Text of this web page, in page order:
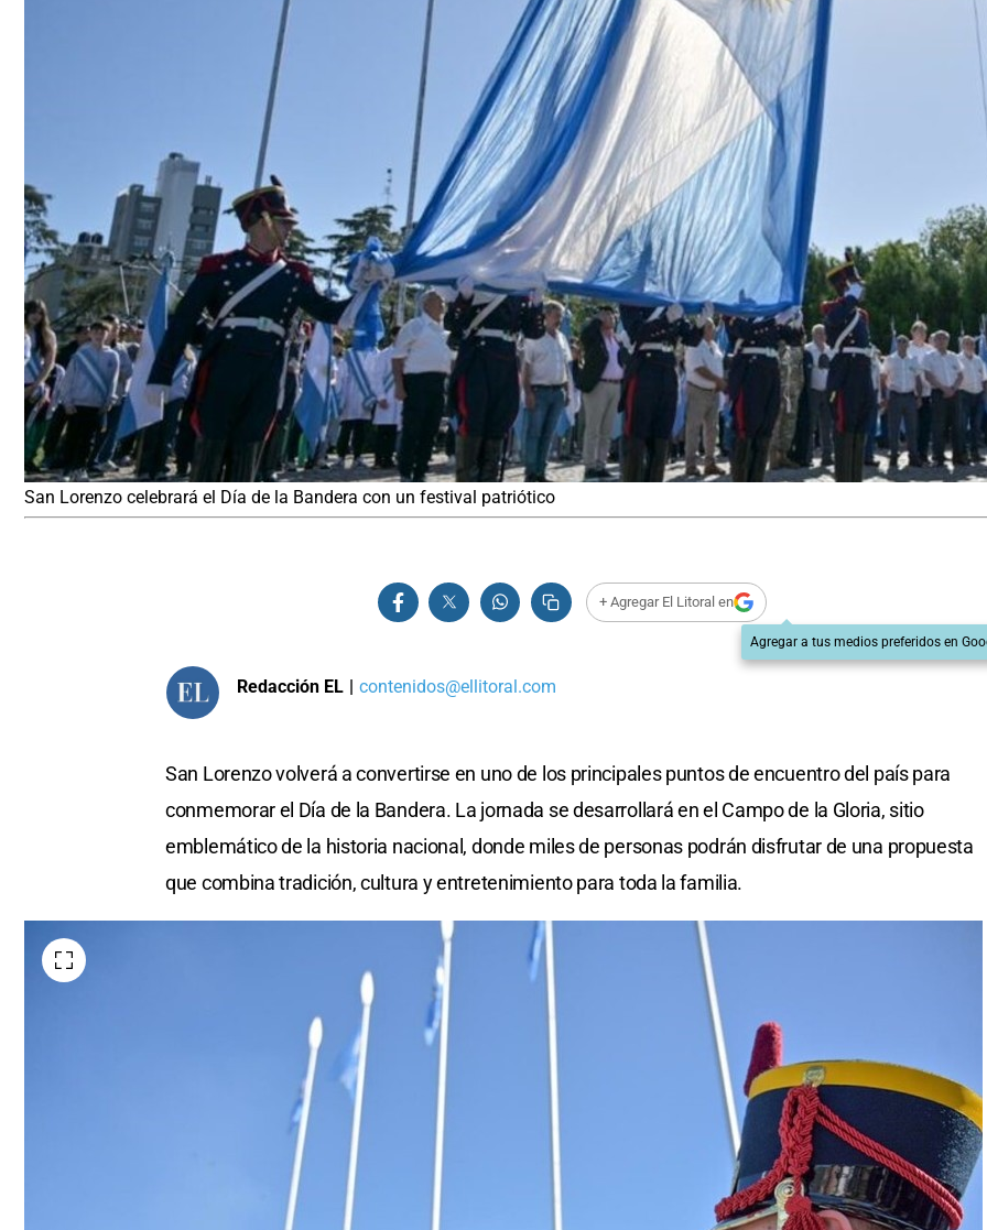
San Lorenzo celebrará el Día de la Bandera con un festival patriótico
+ Agregar El Litoral en
Agregar a tus medios preferidos en
Redacción EL | contenidos@ellitoral.com
San Lorenzo volverá a convertirse en uno de los principales puntos de encuentro del país para
conmemorar el Día de la Bandera. La jornada se desarrollará en el Campo de la Gloria, sitio
emblemático de la historia nacional, donde miles de personas podrán disfrutar de una propuesta
que combina tradición, cultura y entretenimiento para toda la familia.